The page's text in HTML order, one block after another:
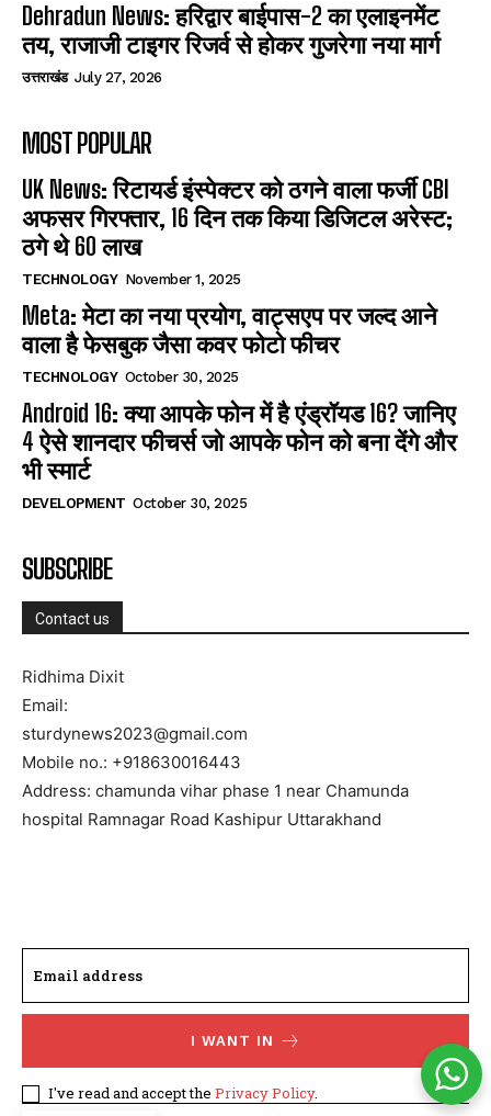
Dehradun News: हरिद्वार बाईपास-2 का एलाइनमेंट
तय, राजाजी टाइगर रिजर्व से होकर गुजरेगा नया मार्ग
उत्तराखंड July 27, 2026
MOST POPULAR
UK News: रिटायर्ड इंस्पेक्टर को ठगने वाला फर्जी CBI
अफसर गिरफ्तार, 16 दिन तक किया डिजिटल अरेस्ट;
ठगे थे 60 लाख
TECHNOLOGY November 1, 2025
Meta: मेटा का नया प्रयोग, वाट्सएप पर जल्द आने
वाला है फेसबुक जैसा कवर फोटो फीचर
TECHNOLOGY October 30, 2025
Android 16: क्या आपके फोन में है एंड्रॉयड 16? जानिए
4 ऐसे शानदार फीचर्स जो आपके फोन को बना देंगे और
भी स्मार्ट
DEVELOPMENT October 30, 2025
SUBSCRIBE
Contact us
Ridhima Dixit
Email:
sturdynews2023@gmail.com
Mobile no.: +918630016443
Address: chamunda vihar phase 1 near Chamunda
hospital Ramnagar Road Kashipur Uttarakhand
I WANT IN
I've read and accept the Privacy Policy.